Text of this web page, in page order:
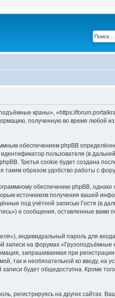
краны», «https://
полученную во время любой из
обеспечением phpBB
пользователя (в
Третья cookie будет создана
образом удобство работы с
обеспечению phpBB, однако
источником получения вашей
под учётной записью Гостя (в
и сообщения, оставленные вами
индивидуальный пароль для
на форумах «Грузоподъёмные
запрашиваемая при
так и необязательной ко вводу, на
будет общедоступна. Кроме
регистрируясь на других сайтах.